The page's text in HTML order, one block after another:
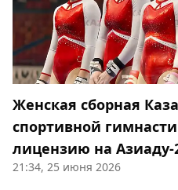
Женская сборная
спортивной
лицензию на Азиаду-
21:34, 25 июня 2026